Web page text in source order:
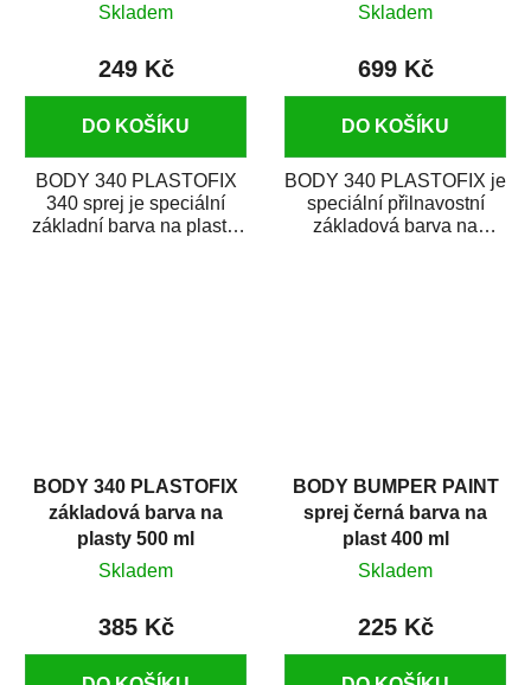
Skladem
249 Kč
DO KOŠÍKU
BODY 340 PLASTOFIX
340 sprej je speciální
základní barva na plasty,
Skladem
699 Kč
DO KOŠÍKU
BODY 340 PLASTOFIX je
speciální přilnavostní
základová barva na
BODY 340 PLASTOFIX
základová barva na
plasty 500 ml
Skladem
385 Kč
BODY BUMPER PAINT
sprej černá barva na
plast 400 ml
Skladem
225 Kč